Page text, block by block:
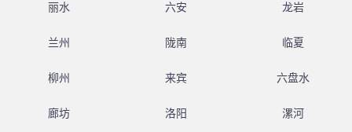
丽水 六安 龙岩
兰州 陇南 临夏
柳州 来宾 六盘水
廊坊 洛阳 漯河